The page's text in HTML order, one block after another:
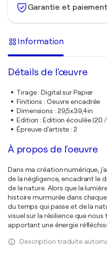
Garantie et paiement
Information
Détails de l'œuvre
Tirage:Digital sur Papier
Finitions : Oeuvre encadrée
Dimensions : 29,5x39,4in
Edition :Edition écoulée (20
Épreuve d'artiste: 2
À propos de l'oeuvre
Dans ma création numérique,
de la négligence, encadrant le
de la nature. Alors que la
histoire murmurée dans
du temps qui passe et de la
visuel sur la résilience que nous
apportant une énergie
Description traduite